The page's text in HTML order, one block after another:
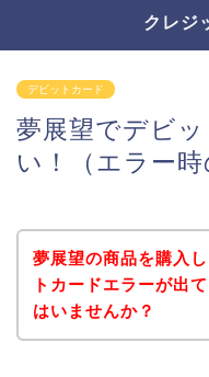
クレジ
デビットカード
夢展望でデビ
い！（エラー時
夢展望の商品を購入
トカードエラーが出
はいませんか？